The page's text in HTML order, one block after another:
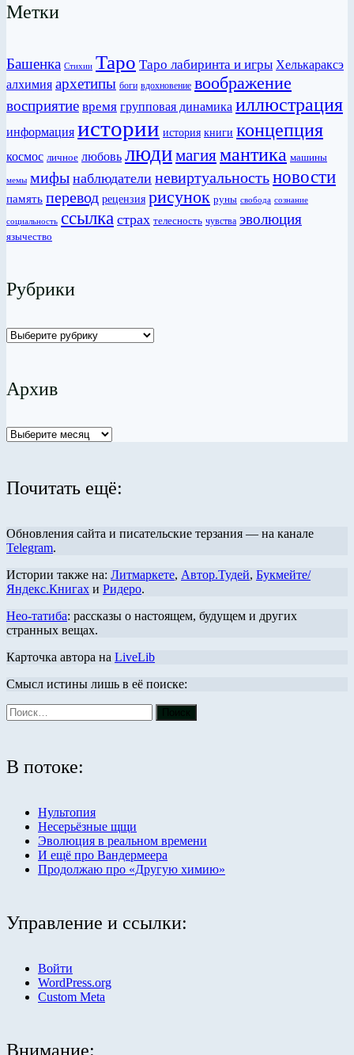
Метки
Башенка Стихии Таро Таро лабиринта и игры Хелькараксэ
алхимия архетипы боги вдохновение воображение
восприятие время групповая динамика иллюстрация
информация истории история книги концепция
космос личное любовь людимагиямантика машины
мемы мифы наблюдатели невиртуальностьновости
память перевод рецензия рисунок руны свобода сознание
социальность ссылка страх телесность чувства эволюция
язычество
Рубрики
Рубрики
Архив
Архив
Почитать ещё:
Обновления сайта и писательские терзания — на канале
Telegram.
Истории также на: Литмаркете, Автор.Тудей, Букмейте/
Яндекс.Книгах и Ридеро.
Нео-татиба: рассказы о настоящем, будущем и других
странных вещах.
Карточка автора на LiveLib
Смысл истины лишь в её поиске:
В потоке:
Нультопия
Несерьёзные щщи
Эволюция в реальном времени
И ещё про Вандермеера
Продолжаю про «Другую химию»
Управление и ссылки:
Войти
WordPress.org
Custom Meta
Внимание: